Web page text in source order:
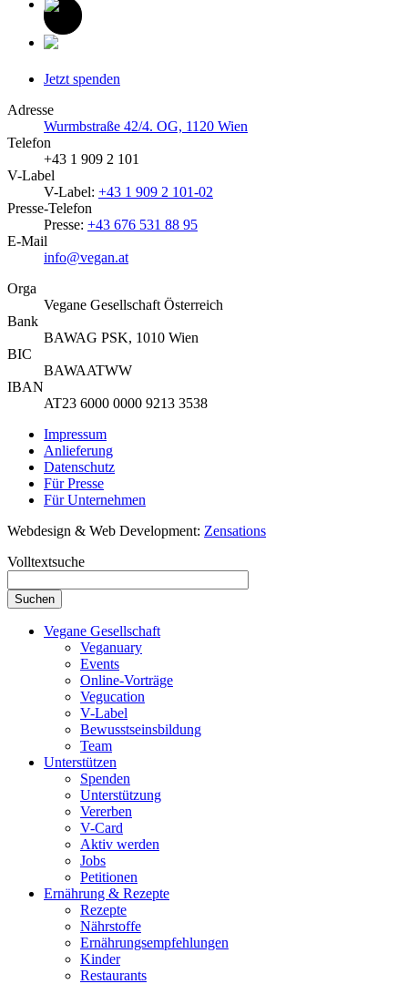
Jetzt spenden
Adresse
Wurmbstraße 42/4. OG, 1120 Wien
Telefon
+43 1 909 2 101
V-Label
V-Label: +43 1 909 2 101-02
Presse-Telefon
Presse: +43 676 531 88 95
E-Mail
info@vegan.at
Orga
Vegane Gesellschaft Österreich
Bank
BAWAG PSK, 1010 Wien
BIC
BAWAATWW
IBAN
AT23 6000 0000 9213 3538
Impressum
Anlieferung
Datenschutz
Für Presse
Für Unternehmen
Webdesign & Web Development: Zensations
Volltextsuche
Vegane Gesellschaft
Veganuary
Events
Online-Vorträge
Vegucation
V-Label
Bewusstseinsbildung
Team
Unterstützen
Spenden
Unterstützung
Vererben
V-Card
Aktiv werden
Jobs
Petitionen
Ernährung & Rezepte
Rezepte
Nährstoffe
Ernährungsempfehlungen
Kinder
Restaurants